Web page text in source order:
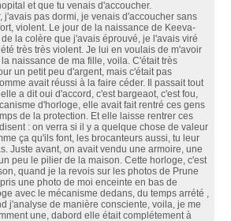
et que tu venais d'accoucher.
j'avais pas dormi, je venais d'accoucher sans
violent. Le jour de la naissance de Keeva-
la colère que j'avais éprouvé, je l'avais viré
très très violent. Je lui en voulais de m'avoir
naissance de ma fille, voila. C'était très
un petit peu d'argent, mais c'était pas
avait réussi à la faire céder. Il passait tout
a dit oui d'accord, c'est bargeaot, c'est fou,
d'horloge, elle avait fait rentré ces gens
de la protection. Et elle laisse rentrer ces
: on verra si il y a quelque chose de valeur
ça qu'ils font, les brocanteurs aussi, tu leur
Juste avant, on avait vendu une armoire, une
peu le pilier de la maison. Cette horloge, c'est
quand je la revois sur les photos de Prune
une photo de moi enceinte en bas de
avec le mécanisme dedans, du temps arrété ,
j'analyse de manière consciente, voila, je me
une, dabord elle était complétement à